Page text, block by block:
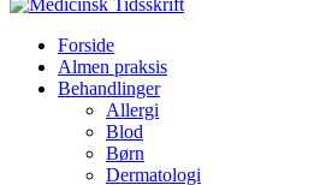
Forside
Almen praksis
Behandlinger
Allergi
Blod
Børn
Dermatologi